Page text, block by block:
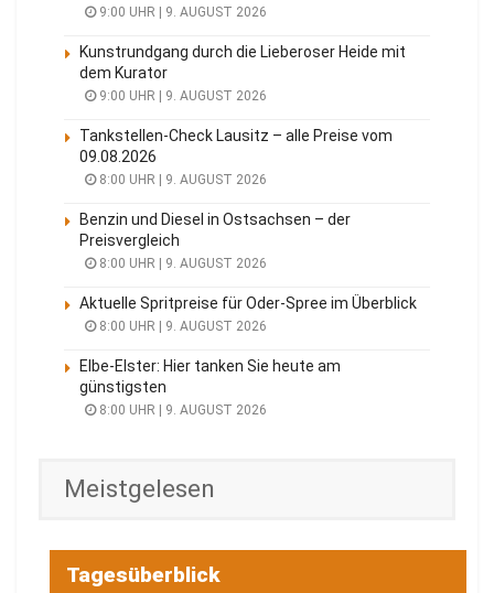
9:00 UHR | 9. AUGUST 2026
Kunstrundgang durch die Lieberoser Heide mit
dem Kurator
9:00 UHR | 9. AUGUST 2026
Tankstellen-Check Lausitz – alle Preise vom
09.08.2026
8:00 UHR | 9. AUGUST 2026
Benzin und Diesel in Ostsachsen – der
Preisvergleich
8:00 UHR | 9. AUGUST 2026
Aktuelle Spritpreise für Oder-Spree im Überblick
8:00 UHR | 9. AUGUST 2026
Elbe-Elster: Hier tanken Sie heute am
günstigsten
8:00 UHR | 9. AUGUST 2026
Meistgelesen
Tagesüberblick